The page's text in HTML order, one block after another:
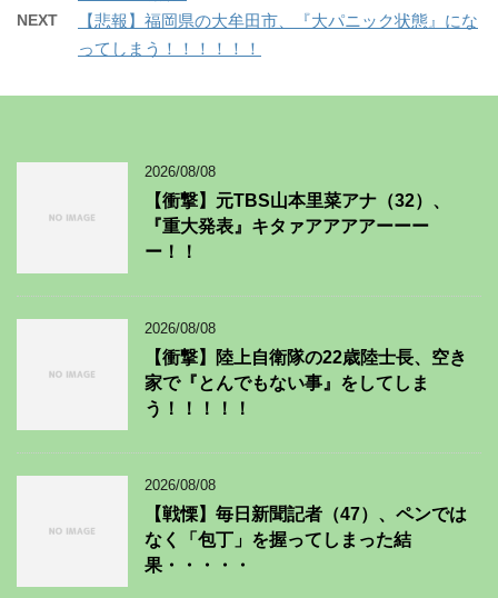
NEXT
【悲報】福岡県の大牟田市、『大パニック状態』にな
ってしまう！！！！！！
2026/08/08
【衝撃】元TBS山本里菜アナ（32）、
『重大発表』キタァアアアアーーー
ー！！
2026/08/08
【衝撃】陸上自衛隊の22歳陸士長、空き
家で『とんでもない事』をしてしま
う！！！！！
2026/08/08
【戦慄】毎日新聞記者（47）、ペンでは
なく「包丁」を握ってしまった結
果・・・・・